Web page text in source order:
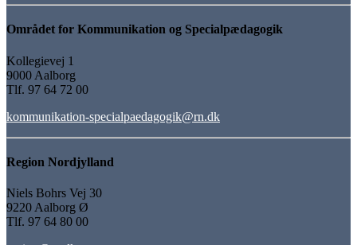
Området for Kommunikation og Specialpædagogik
Kollegievej 1
9000 Aalborg
Tlf. 97 64 72 00
kommunikation-specialpaedagogik@rn.dk
Region Nordjylland
Niels Bohrs Vej 30
9220 Aalborg Ø
Tlf. 97 64 80 00